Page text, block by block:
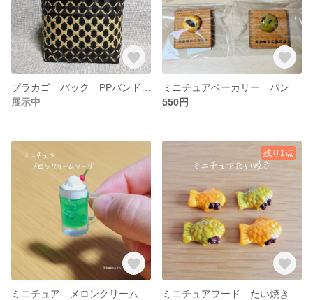
展示中
ミニチュアベーカリー パン
550円
残り1点
ミニチュアフード たい焼き